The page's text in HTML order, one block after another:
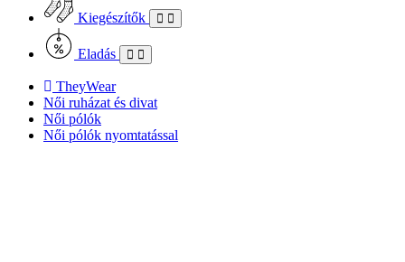
Kiegészítők
Eladás
TheyWear
Női ruházat és divat
Női pólók
Női pólók nyomtatással